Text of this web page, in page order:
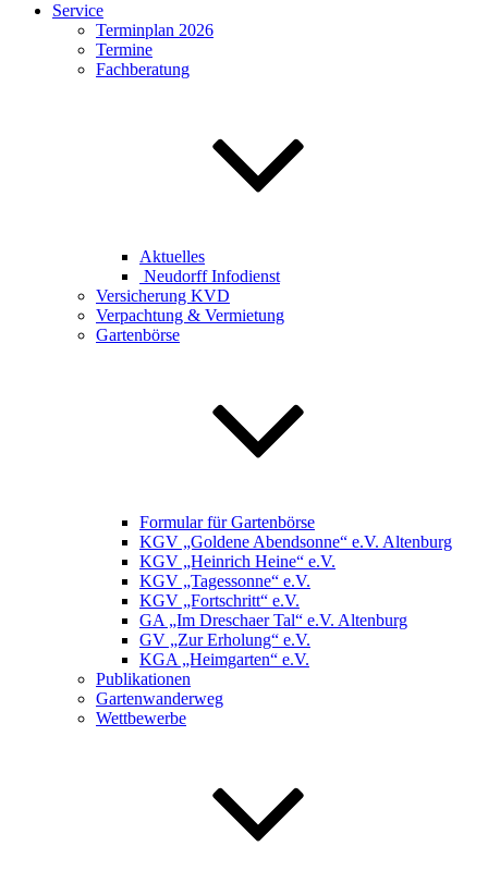
Service
Terminplan 2026
Termine
Fachberatung
Aktuelles
Neudorff Infodienst
Versicherung KVD
Verpachtung & Vermietung
Gartenbörse
Formular für Gartenbörse
KGV „Goldene Abendsonne“ e.V. Altenburg
KGV „Heinrich Heine“ e.V.
KGV „Tagessonne“ e.V.
KGV „Fortschritt“ e.V.
GA „Im Dreschaer Tal“ e.V. Altenburg
GV „Zur Erholung“ e.V.
KGA „Heimgarten“ e.V.
Publikationen
Gartenwanderweg
Wettbewerbe